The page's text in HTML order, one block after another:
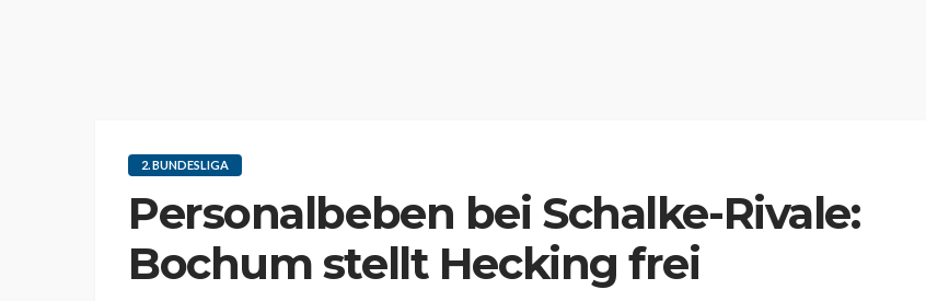
2. BUNDESLIGA
Personalbeben bei Schalke-Rivale:
Bochum stellt Hecking frei